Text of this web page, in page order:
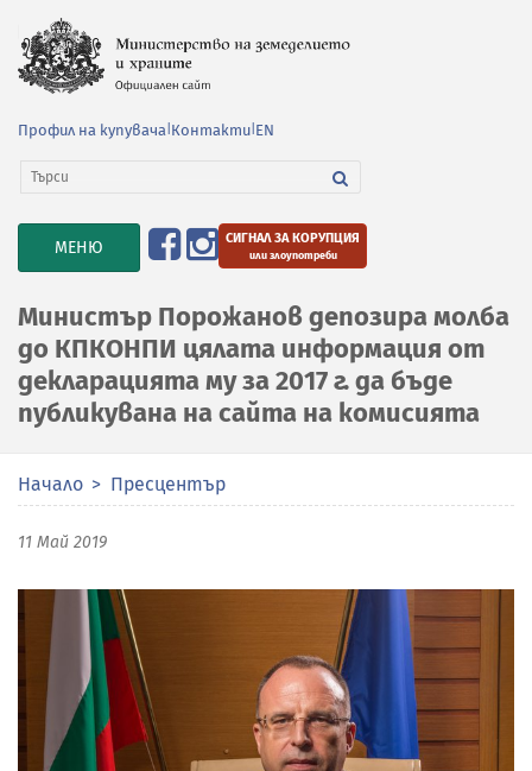
Профил на купувача Контакти EN
TOGGLE
NAVIGATION
МЕНЮ СИГНАЛ ЗА КОРУПЦИЯ
или злоупотреби
Министър Порожанов депозира молба
до КПКОНПИ цялата информация от
декларацията му за 2017 г. да бъде
публикувана на сайта на комисията
Начало Пресцентър
11 Май 2019